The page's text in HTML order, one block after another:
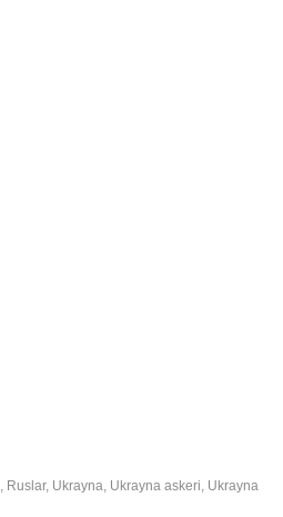
, Ruslar, Ukrayna, Ukrayna askeri, Ukrayna